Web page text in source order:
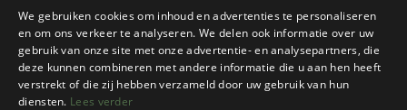
Cordee
COGNE : SELECTED ICE
Cordee
We gebruiken cookies om inhoud en advertenties te personaliseren
en om ons verkeer te analyseren. We delen ook informatie over uw
gebruik van onze site met onze advertentie- en analysepartners, die
deze kunnen combineren met andere informatie die u aan hen heeft
verstrekt of die zij hebben verzameld door uw gebruik van hun
diensten. Lees verder